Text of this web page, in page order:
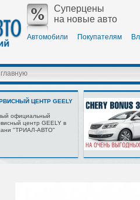
Суперцены
на новые авто
Автомобили Покупателям
ЦЕНТР GEELY
официальный
центр GEELY в
"ТРИАЛ-АВТО"